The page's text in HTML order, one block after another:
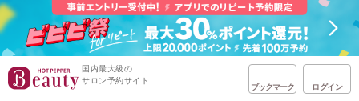
国内最大級の
サロン予約サイト
ブックマーク ログイン